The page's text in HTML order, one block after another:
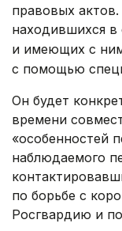
правовых
находившихся
и имеющих с
с помощью
Он будет
времени
«особенностей
наблюдаемого
по борьбе с
Росгвардию и